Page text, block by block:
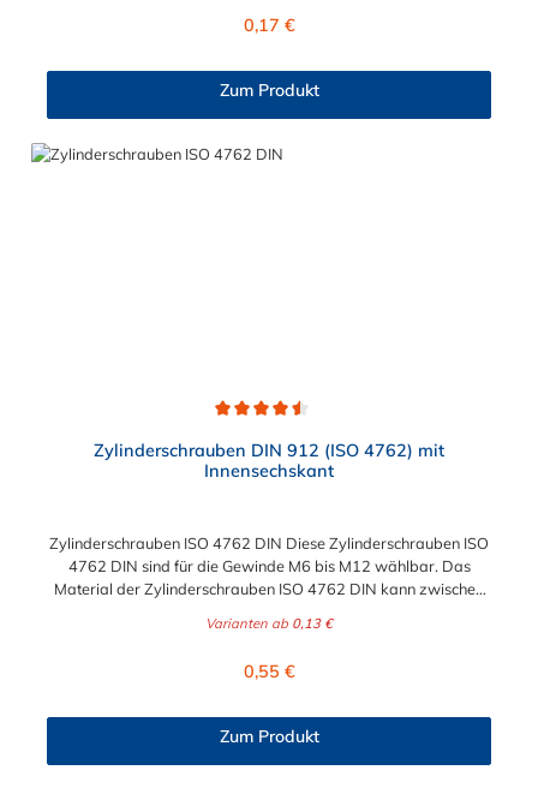
Regulärer Preis:
0,17 €
Zum Produkt
Zylinderschrauben DIN 912 (ISO 4762) mit
Innensechskant
Zylinderschrauben ISO 4762 DIN Diese Zylinderschrauben ISO
4762 DIN sind für die Gewinde M6 bis M12 wählbar. Das
Material der Zylinderschrauben ISO 4762 DIN kann zwischen
Varianten ab 0,13 €
Regulärer Preis:
0,55 €
Zum Produkt